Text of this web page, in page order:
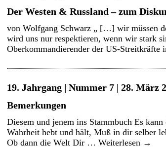
Der Westen & Russland – zum
von Wolfgang Schwarz „ […] wir müssen
wird uns nur respektieren, wenn wir stark
Oberkommandierender der US-Streitkräfte
19. Jahrgang | Nummer 7 | 28. März
Bemerkungen
Diesem und jenem ins Stammbuch Es
Wahrheit hebt und hält, Muß in dir selber
Ob dann die Welt Dir … Weiterlesen →